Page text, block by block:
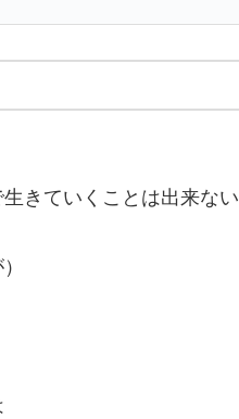
きていくことは出来ない